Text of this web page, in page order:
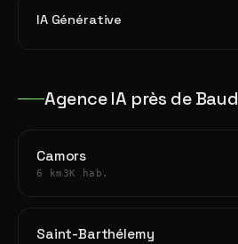
IA Générative
Agence IA près de Baud
Camors
6 km 3K hab.
Saint-Barthélemy